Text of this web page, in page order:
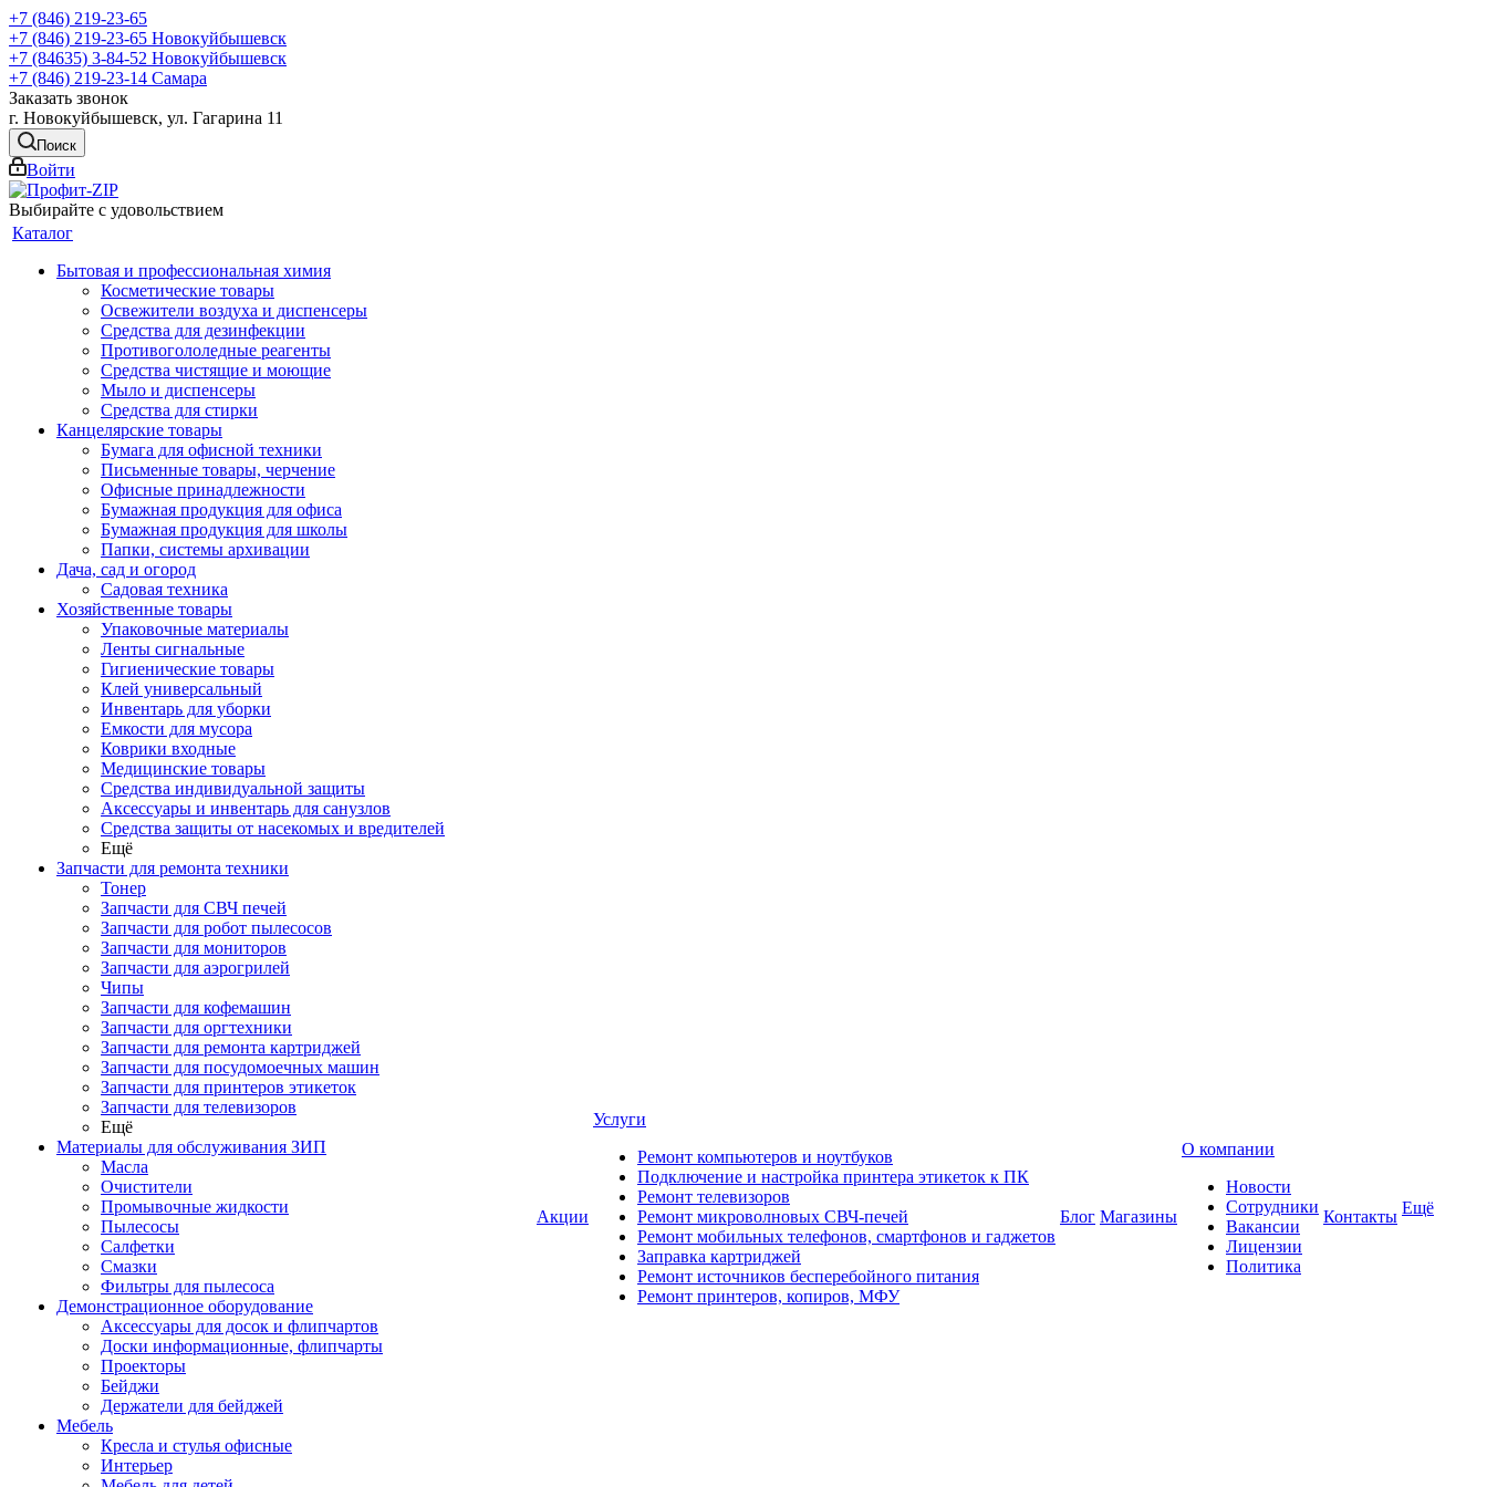
+7 (846) 219-23-65
+7 (846) 219-23-65 Новокуйбышевск
+7 (84635) 3-84-52 Новокуйбышевск
+7 (846) 219-23-14 Самара
Заказать звонок
г. Новокуйбышевск, ул. Гагарина 11
Поиск
Войти
Выбирайте с удовольствием
Каталог
Бытовая и профессиональная химия
Косметические товары
Освежители воздуха и диспенсеры
Средства для дезинфекции
Противогололедные реагенты
Средства чистящие и моющие
Мыло и диспенсеры
Средства для стирки
Канцелярские товары
Бумага для офисной техники
Письменные товары, черчение
Офисные принадлежности
Бумажная продукция для офиса
Бумажная продукция для школы
Папки, системы архивации
Дача, сад и огород
Садовая техника
Хозяйственные товары
Упаковочные материалы
Ленты сигнальные
Гигиенические товары
Клей универсальный
Инвентарь для уборки
Емкости для мусора
Коврики входные
Медицинские товары
Средства индивидуальной защиты
Аксессуары и инвентарь для санузлов
Средства защиты от насекомых и вредителей
Ещё
Запчасти для ремонта техники
Тонер
Запчасти для СВЧ печей
Запчасти для робот пылесосов
Запчасти для мониторов
Запчасти для аэрогрилей
Чипы
Запчасти для кофемашин
Запчасти для оргтехники
Запчасти для ремонта картриджей
Запчасти для посудомоечных машин
Запчасти для принтеров этикеток
Запчасти для телевизоров
Ещё
Материалы для обслуживания ЗИП
Масла
Очистители
Промывочные жидкости
Пылесосы
Салфетки
Смазки
Фильтры для пылесоса
Демонстрационное оборудование
Аксессуары для досок и флипчартов
Доски информационные, флипчарты
Проекторы
Бейджи
Держатели для бейджей
Мебель
Кресла и стулья офисные
Интерьер
Акции
Услуги
Ремонт компьютеров и ноутбуков
Подключение и настройка принтера этикеток к ПК
Ремонт телевизоров
Ремонт микроволновых СВЧ-печей
Ремонт мобильных телефонов, смартфонов и гаджетов
Заправка картриджей
Ремонт источников бесперебойного питания
Ремонт принтеров, копиров, МФУ
Блог Магазины
О компании
Новости
Сотрудники
Вакансии
Лицензии
Политика
Контакты Ещё